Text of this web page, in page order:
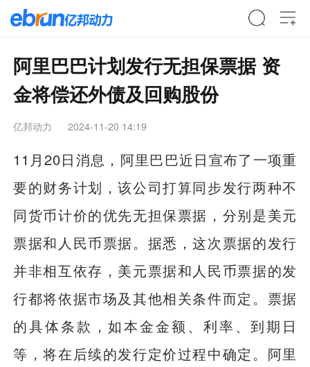
阿里巴巴计划发行无担保票据 资
金将偿还外债及回购股份
亿邦动力 2024-11-20 14:19
11月20日消息，阿里巴巴近日宣布了一项重
要的财务计划，该公司打算同步发行两种不
同货币计价的优先无担保票据，分别是美元
票据和人民币票据。据悉，这次票据的发行
并非相互依存，美元票据和人民币票据的发
行都将依据市场及其他相关条件而定。票据
的具体条款，如本金金额、利率、到期日
等，将在后续的发行定价过程中确定。阿里